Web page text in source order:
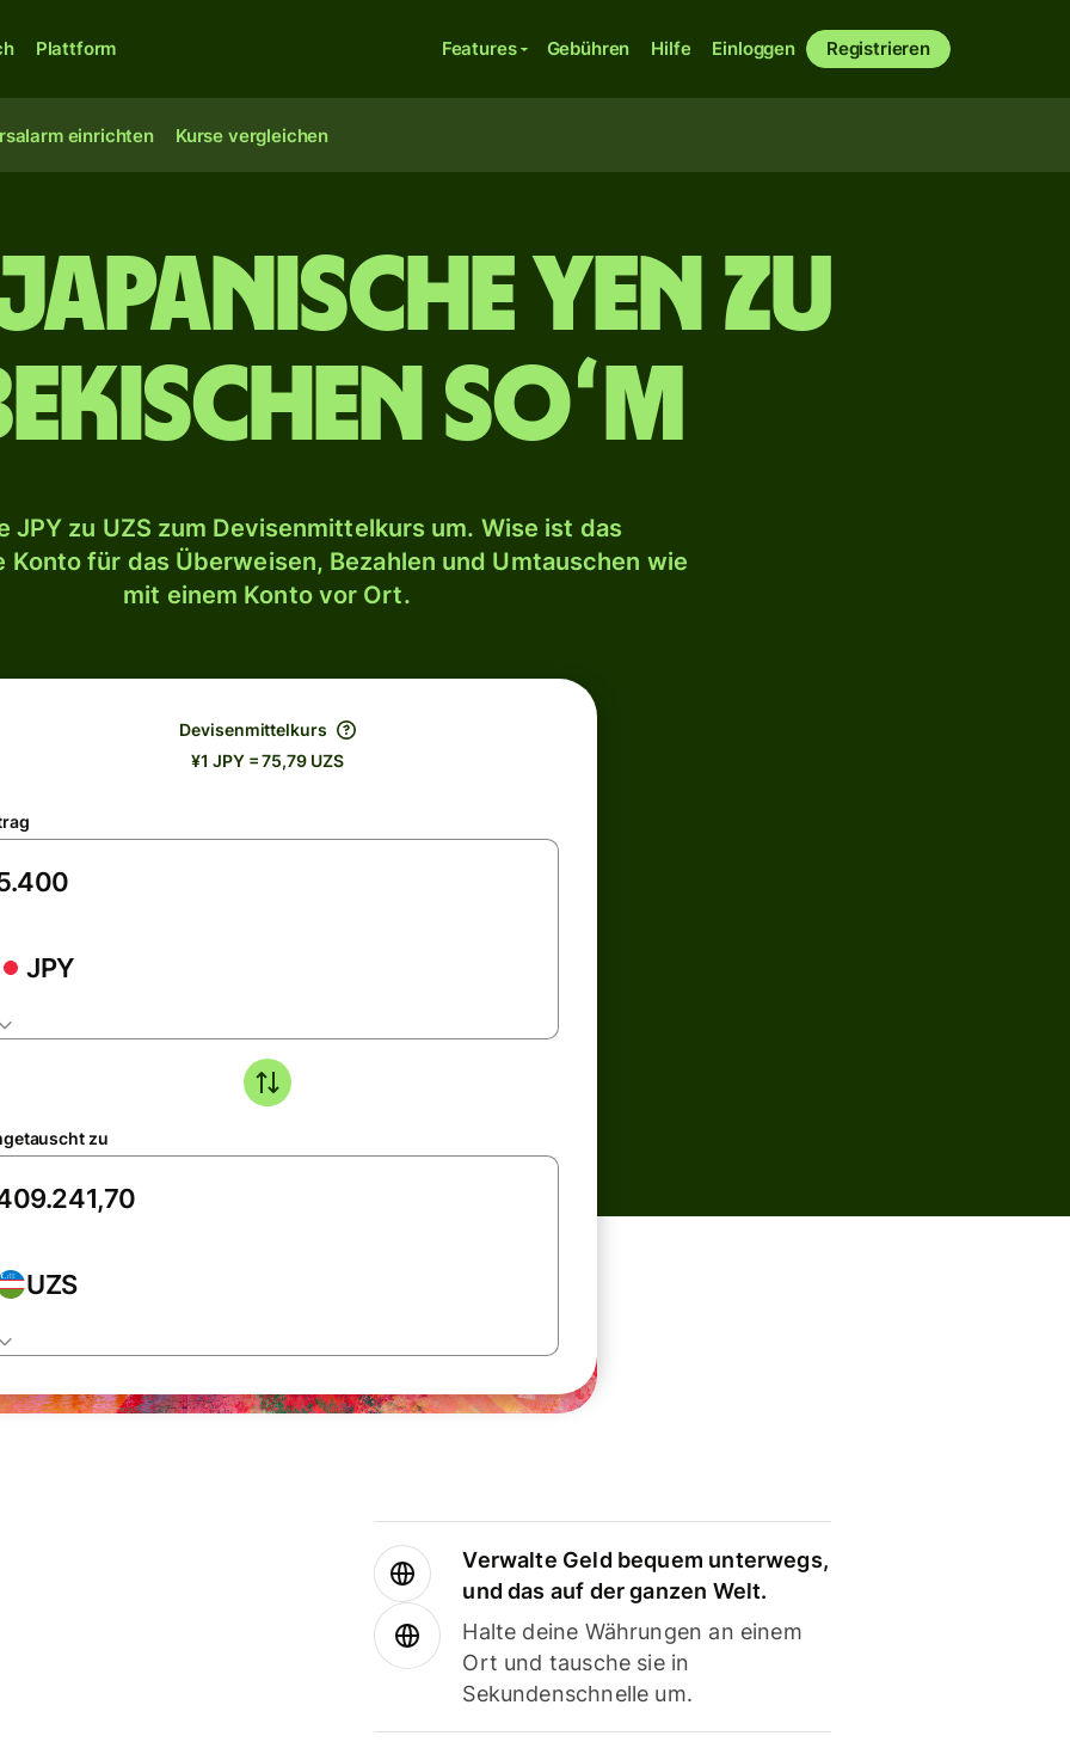
Plattform Features Gebühren Hilfe Einloggen Registrieren
einrichten Kurse vergleichen
Yen zu
Soʻm
JPY zu UZS zum Devisenmittelkurs um. Wise ist das
Konto für das Überweisen, Bezahlen und Umtauschen wie
mit einem Konto vor Ort.
Devisenmittelkurs
¥1 JPY = 75,79 UZS
JPY
zu
UZS
Verwalte Geld bequem unterwegs,
und das auf der ganzen Welt.
Halte deine Währungen an einem
Ort und tausche sie in
Sekundenschnelle um.